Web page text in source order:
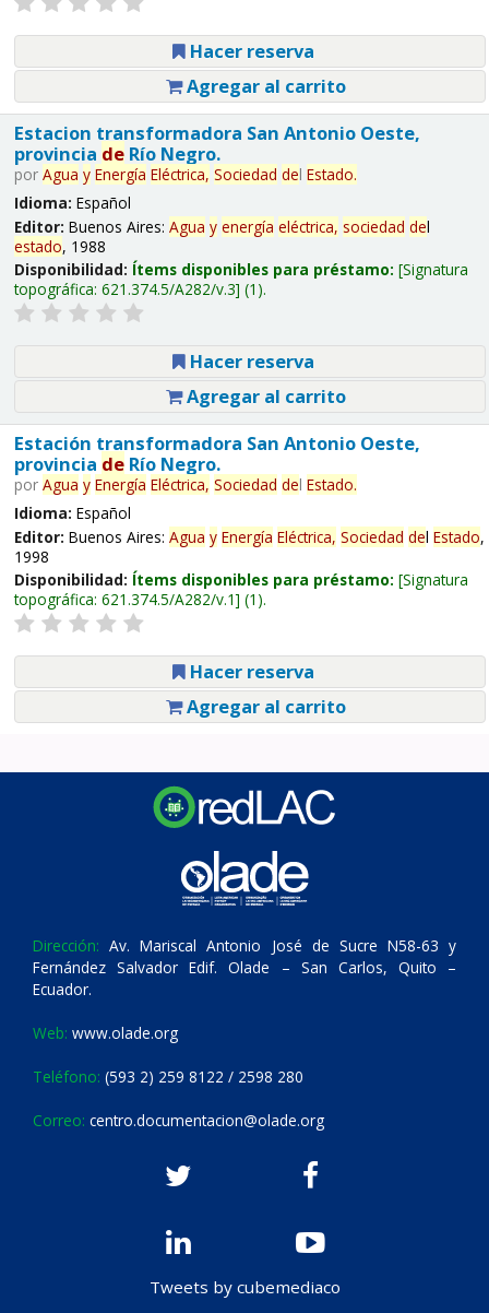
Hacer reserva
Agregar al carrito
Estacion transformadora San Antonio Oeste,
provincia deRío Negro.
por Agua y Energía Eléctrica, Sociedad del Estado.
Idioma: Español
Editor: Buenos Aires: Agua y energía eléctrica, sociedad del
estado, 1988
Disponibilidad: Ítems disponibles para préstamo: Signatura
topográfica: 621.374.5/A282/v.3 (1).
Hacer reserva
Agregar al carrito
Estación transformadora San Antonio Oeste,
provincia deRío Negro.
por Agua y Energía Eléctrica, Sociedad del Estado.
Idioma: Español
Editor: Buenos Aires: Agua y Energía Eléctrica, Sociedad del Estado,
1998
Disponibilidad: Ítems disponibles para préstamo: Signatura
topográfica: 621.374.5/A282/v.1 (1).
Hacer reserva
Agregar al carrito
Dirección: Av. Mariscal Antonio José de Sucre N58-63 y
Fernández Salvador Edif. Olade – San Carlos, Quito –
Ecuador.
Web: www.olade.org
Teléfono: (593 2) 259 8122 / 2598 280
Correo: centro.documentacion@olade.org
Tweets by cubemediaco